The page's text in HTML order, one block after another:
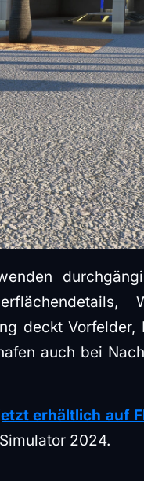
deckt Vorfelder,
auch bei
erhältlich auf
2024.